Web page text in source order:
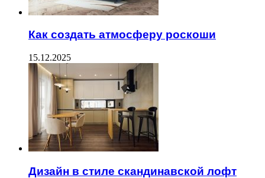
Как создать атмосферу роскоши
15.12.2025
Дизайн в стиле скандинавской лофт